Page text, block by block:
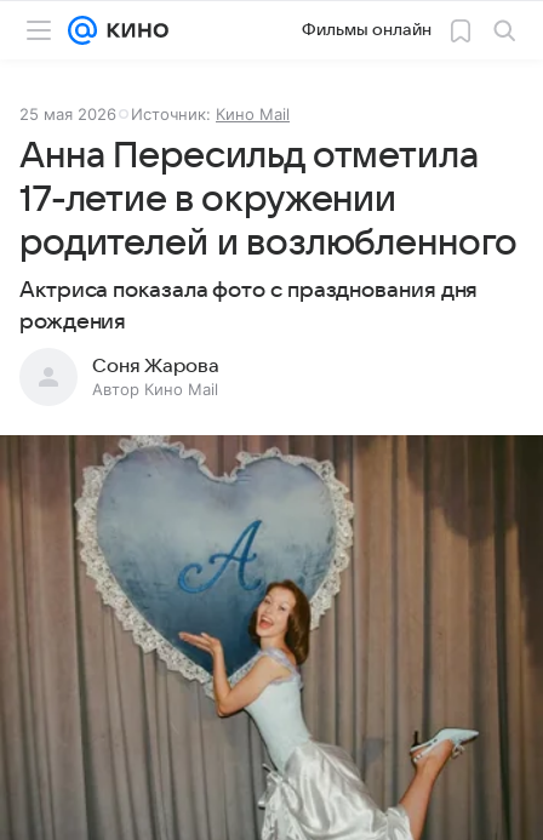
Фильмы онлайн
25 мая 2026 Источник: Кино Mail
Анна Пересильд отметила
17-летие в окружении
родителей и возлюбленного
Актриса показала фото с празднования дня
рождения
Соня Жарова
Автор Кино Mail